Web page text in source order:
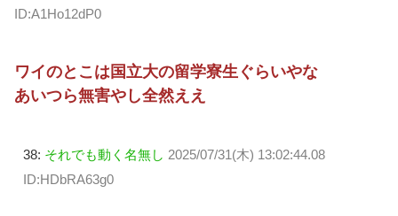
ID:A1Ho12dP0
ワイのとこは国立大の留学寮生ぐらいやな
あいつら無害やし全然ええ
38: それでも動く名無し 2025/07/31(木) 13:02:44.08
ID:HDbRA63g0